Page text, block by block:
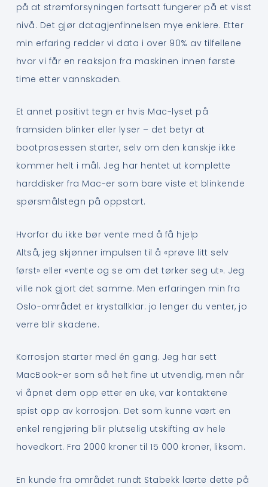
på at strømforsyningen fortsatt fungerer på et visst
nivå. Det gjør datagjenfinnelsen mye enklere. Etter
min erfaring redder vi data i over 90% av tilfellene
hvor vi får en reaksjon fra maskinen innen første
time etter vannskaden.
Et annet positivt tegn er hvis Mac-lyset på
framsiden blinker eller lyser – det betyr at
bootprosessen starter, selv om den kanskje ikke
kommer helt i mål. Jeg har hentet ut komplette
harddisker fra Mac-er som bare viste et blinkende
spørsmålstegn på oppstart.
Hvorfor du ikke bør vente med å få hjelp
Altså, jeg skjønner impulsen til å «prøve litt selv
først» eller «vente og se om det tørker seg ut». Jeg
ville nok gjort det samme. Men erfaringen min fra
Oslo-området er krystallklar: jo lenger du venter, jo
verre blir skadene.
Korrosjon starter med én gang. Jeg har sett
MacBook-er som så helt fine ut utvendig, men når
vi åpnet dem opp etter en uke, var kontaktene
spist opp av korrosjon. Det som kunne vært en
enkel rengjøring blir plutselig utskifting av hele
hovedkort. Fra 2000 kroner til 15 000 kroner, liksom.
En kunde fra området rundt Stabekk lærte dette på